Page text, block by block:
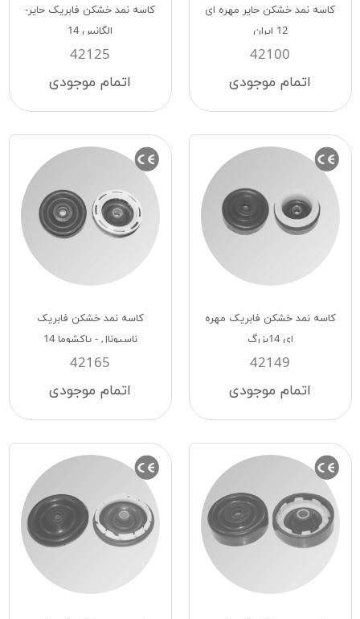
کاسه نمد خشکن حایر مهره ای
12 ایران
42100
اتمام موجودی
کاسه نمد خشکن فابریک حایر-
الگانس 14
42125
اتمام موجودی
کاسه نمد خشکن فابریک مهره
ای 14بزرگ
42149
اتمام موجودی
کاسه نمد خشکن فابریک
ناسیونال - پاکشوما 14
42165
اتمام موجودی